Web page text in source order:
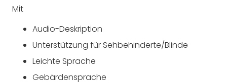
Mit
Audio-Deskription
Unterstützung für Sehbehinderte/Blinde
Leichte Sprache
Gebärdensprache